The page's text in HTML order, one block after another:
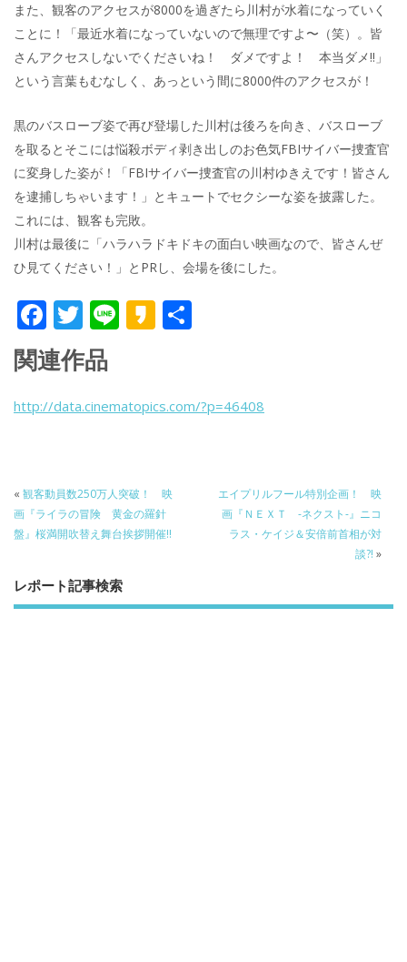
また、観客のアクセスが8000を過ぎたら川村が水着になっていく
ことに！「最近水着になっていないので無理ですよ〜（笑）。皆
さんアクセスしないでくださいね！ ダメですよ！ 本当ダメ!!」
という言葉もむなしく、あっという間に8000件のアクセスが！
黒のバスローブ姿で再び登場した川村は後ろを向き、バスローブ
を取るとそこには悩殺ボディ剥き出しのお色気FBIサイバー捜査官
に変身した姿が！「FBIサイバー捜査官の川村ゆきえです！皆さん
を逮捕しちゃいます！」とキュートでセクシーな姿を披露した。
これには、観客も完敗。
川村は最後に「ハラハラドキドキの面白い映画なので、皆さんぜ
ひ見てください！」とPRし、会場を後にした。
F
ac
e
b
k
T
w
itt
er
Li K
a
関連作品
http://data.cinematopics.com/?p=46408
« 観客動員数250万人突破！ 映
画『ライラの冒険 黄金の羅針
盤』桜満開吹替え舞台挨拶開催!!
エイプリルフール特別企画！ 映
画『ＮＥＸＴ -ネクスト-』ニコ
ラス・ケイジ＆安倍前首相が対
談?! »
レポート記事検索